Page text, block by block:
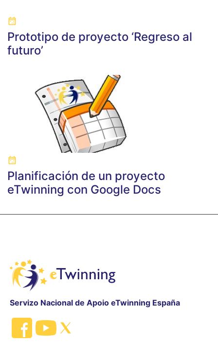
Prototipo de proyecto ‘Regreso al
futuro’
Planificación de un proyecto
eTwinning con Google Docs
Servizo Nacional de Apoio eTwinning España